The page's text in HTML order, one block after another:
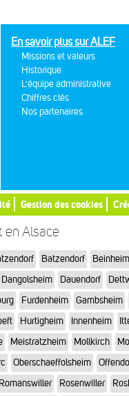
En savoir plus sur ALEF
Missions et valeurs
Historique
L'équipe administrative
Chiffres clés
Nos partenaires
Gestion des cookies
en Alsace
Batzendorf Beinheim
Dangolsheim Dauendorf
Furdenheim Gambsheim
Hurtigheim Innenheim
Meistratzheim Mollkirch
Oberschaeffolsheim
Romanswiller Rosenwiller